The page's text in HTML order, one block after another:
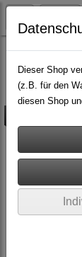
Do it yourself
Dieser Shop
(z.B. für den
diesen Shop